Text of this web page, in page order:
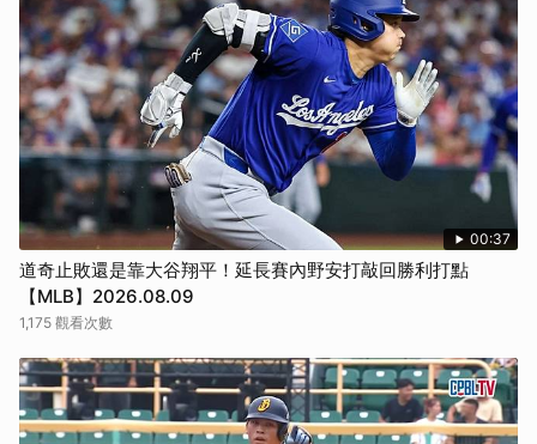
00:37
道奇止敗還是靠大谷翔平！延長賽內野安打敲回勝利打點
【MLB】2026.08.09
1,175 觀看次數